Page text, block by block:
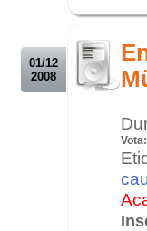
01/12
2008
Vota: